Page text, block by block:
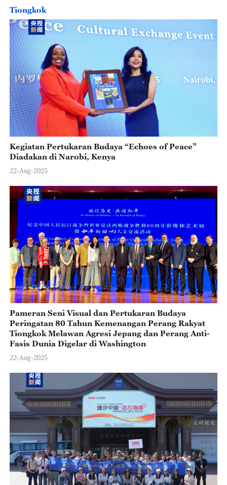
Tiongkok
Kegiatan Pertukaran Budaya “Echoes of Peace”
Diadakan di Narobi, Kenya
22-Aug-2025
Pameran Seni Visual dan Pertukaran Budaya
Peringatan 80 Tahun Kemenangan Perang Rakyat
Tiongkok Melawan Agresi Jepang dan Perang Anti-
Fasis Dunia Digelar di Washington
22-Aug-2025